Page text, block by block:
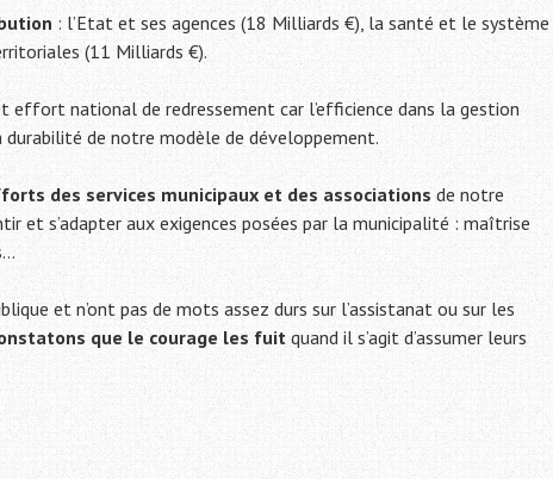
: l’Etat et ses agences (18 Milliards €), la santé et le système
(11 Milliards €).
national de redressement car l’efficience dans la gestion
de notre modèle de développement.
des services municipaux et des associations de notre
et s’adapter aux exigences posées par la municipalité : maîtrise
et n’ont pas de mots assez durs sur l’assistanat ou sur les
que le courage les fuit quand il s’agit d’assumer leurs